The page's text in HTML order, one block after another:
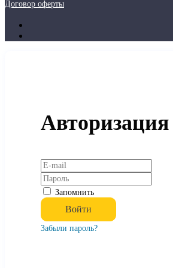
Договор оферты
Авторизация
Запомнить
Забыли пароль?